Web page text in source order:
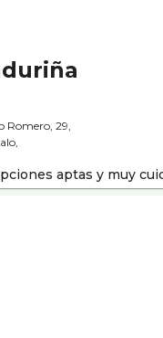
Romero, 29,
aptas y muy